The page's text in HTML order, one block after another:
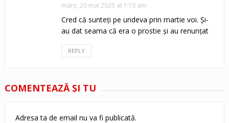
marți, 20 mai 2025 at 1:15 am
Cred că sunteți pe undeva prin martie voi. Și-
au dat seama că era o prostie și au renunțat
REPLY
COMENTEAZĂ ŞI TU
Adresa ta de email nu va fi publicată.